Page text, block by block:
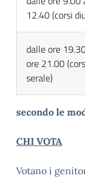
12.40 (corsi
dalle ore
ore 21.00
serale)
secondo le
CHI VOTA
Votano i